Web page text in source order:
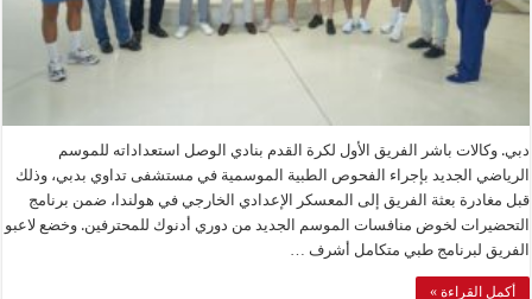
دبي. وكالات باشر الفريق الأول لكرة القدم بنادي الوصل استعداداته للموسم
الرياضي الجديد بإجراء الفحوص الطبية الموسمية في مستشفى تداوي بدبي، وذلك
قبل مغادرة بعثة الفريق إلى المعسكر الإعدادي الخارجي في هولندا، ضمن برنامج
التحضيرات لخوض منافسات الموسم الجديد من دوري أدنوك للمحترفين. وخضع لاعبو
الفريق لبرنامج طبي متكامل أشرف …
أكمل القراءة »